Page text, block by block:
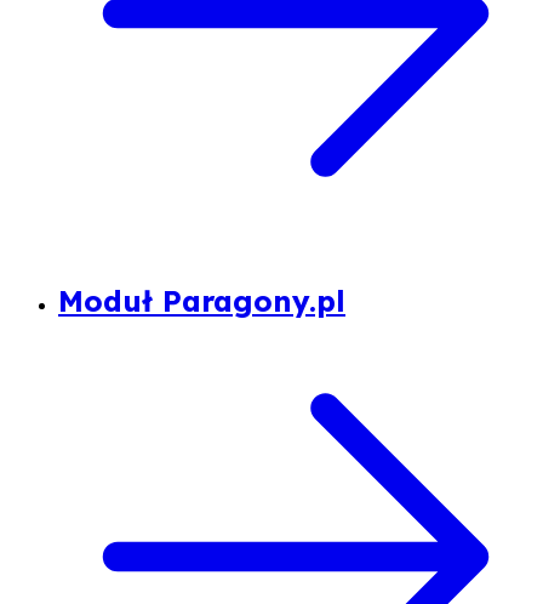
Moduł Paragony.pl